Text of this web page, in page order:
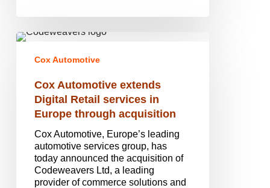
Cox
extends
Retail
services
through
acquisition
Cox Automotive
Cox Automotive extends
Digital Retail services in
Europe through acquisition
Cox Automotive, Europe’s leading
automotive services group, has
today announced the acquisition of
Codeweavers Ltd, a leading
provider of commerce solutions and